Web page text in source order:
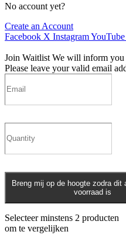
No account yet?
Create an Account
Facebook X InstagramYouTube
Join Waitlist We will inform you
Please leave your valid email
Breng mij op de hoogte zodra dit
voorraad is
Selecteer minstens 2 producten
om te vergelijken